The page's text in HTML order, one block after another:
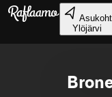
Liigu peamise sisu
Asukoht
Ylöjärvi